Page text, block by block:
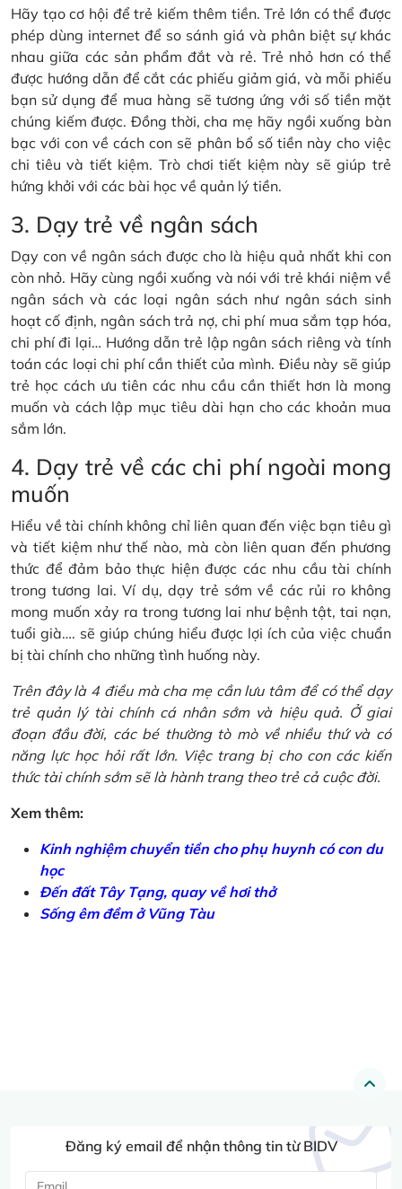
Hãy tạo cơ hội để trẻ kiếm thêm tiền. Trẻ lớn có thể được
phép dùng internet để so sánh giá và phân biệt sự khác
nhau giữa các sản phẩm đắt và rẻ. Trẻ nhỏ hơn có thể
được hướng dẫn để cắt các phiếu giảm giá, và mỗi phiếu
bạn sử dụng để mua hàng sẽ tương ứng với số tiền mặt
chúng kiếm được. Đồng thời, cha mẹ hãy ngồi xuống bàn
bạc với con về cách con sẽ phân bổ số tiền này cho việc
chi tiêu và tiết kiệm. Trò chơi tiết kiệm này sẽ giúp trẻ
hứng khởi với các bài học về quản lý tiền.
3. Dạy trẻ về ngân sách
Dạy con về ngân sách được cho là hiệu quả nhất khi con
còn nhỏ. Hãy cùng ngồi xuống và nói với trẻ khái niệm về
ngân sách và các loại ngân sách như ngân sách sinh
hoạt cố định, ngân sách trả nợ, chi phí mua sắm tạp hóa,
chi phí đi lại… Hướng dẫn trẻ lập ngân sách riêng và tính
toán các loại chi phí cần thiết của mình. Điều này sẽ giúp
trẻ học cách ưu tiên các nhu cầu cần thiết hơn là mong
muốn và cách lập mục tiêu dài hạn cho các khoản mua
sắm lớn.
4. Dạy trẻ về các chi phí ngoài mong
muốn
Hiểu về tài chính không chỉ liên quan đến việc bạn tiêu gì
và tiết kiệm như thế nào, mà còn liên quan đến phương
thức để đảm bảo thực hiện được các nhu cầu tài chính
trong tương lai. Ví dụ, dạy trẻ sớm về các rủi ro không
mong muốn xảy ra trong tương lai như bệnh tật, tai nạn,
tuổi già…. sẽ giúp chúng hiểu được lợi ích của việc chuẩn
bị tài chính cho những tình huống này.
Trên đây là 4 điều mà cha mẹ cần lưu tâm để có thể dạy
trẻ quản lý tài chính cá nhân sớm và hiệu quả. Ở giai
đoạn đầu đời, các bé thường tò mò về nhiều thứ và có
năng lực học hỏi rất lớn. Việc trang bị cho con các kiến
thức tài chính sớm sẽ là hành trang theo trẻ cả cuộc đời.
Xem thêm:
Kinh nghiệm chuyển tiền cho phụ huynh có con du
học
Đến đất Tây Tạng, quay về hơi thở
Sống êm đềm ở Vũng Tàu
Đăng ký email để nhận thông tin từ BIDV